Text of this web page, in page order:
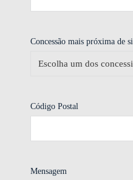
Concessão mais próxima de si
Código Postal
Mensagem